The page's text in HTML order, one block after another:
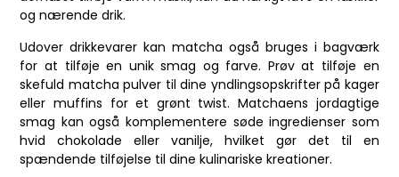
og nærende drik.
Udover drikkevarer kan matcha også bruges i bagværk
for at tilføje en unik smag og farve. Prøv at tilføje en
skefuld matcha pulver til dine yndlingsopskrifter på kager
eller muffins for et grønt twist. Matchaens jordagtige
smag kan også komplementere søde ingredienser som
hvid chokolade eller vanilje, hvilket gør det til en
spændende tilføjelse til dine kulinariske kreationer.